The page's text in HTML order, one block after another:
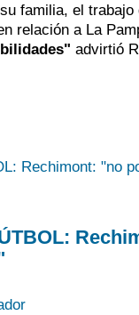
familia, el
relación a La
advirtió